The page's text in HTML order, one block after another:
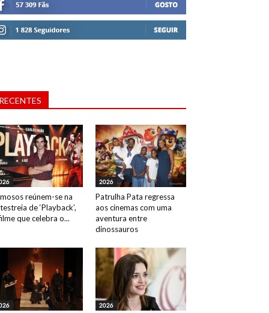
reúnem-se na
de ‘Playback’,
que celebra o...
2026
Patrulha Pata regressa
aos cinemas com uma
aventura entre
dinossauros
2026